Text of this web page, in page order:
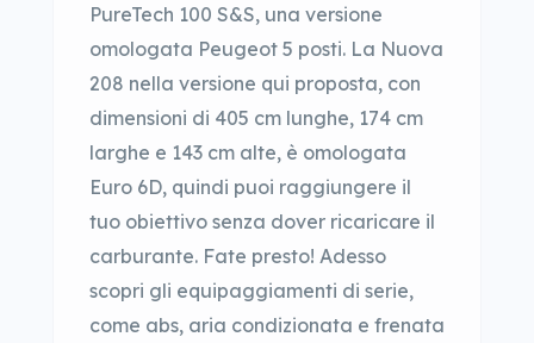
PureTech 100 S&S, una versione
omologata Peugeot 5 posti. La Nuova
208 nella versione qui proposta, con
dimensioni di 405 cm lunghe, 174 cm
larghe e 143 cm alte, è omologata
Euro 6D, quindi puoi raggiungere il
tuo obiettivo senza dover ricaricare il
carburante. Fate presto! Adesso
scopri gli equipaggiamenti di serie,
come abs, aria condizionata e frenata